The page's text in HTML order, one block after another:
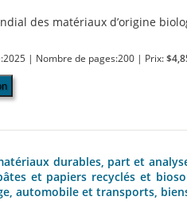
des matériaux d’origine
| Nombre de pages:200 | Prix:
durables, part et
et papiers recyclés et
automobile et transports,